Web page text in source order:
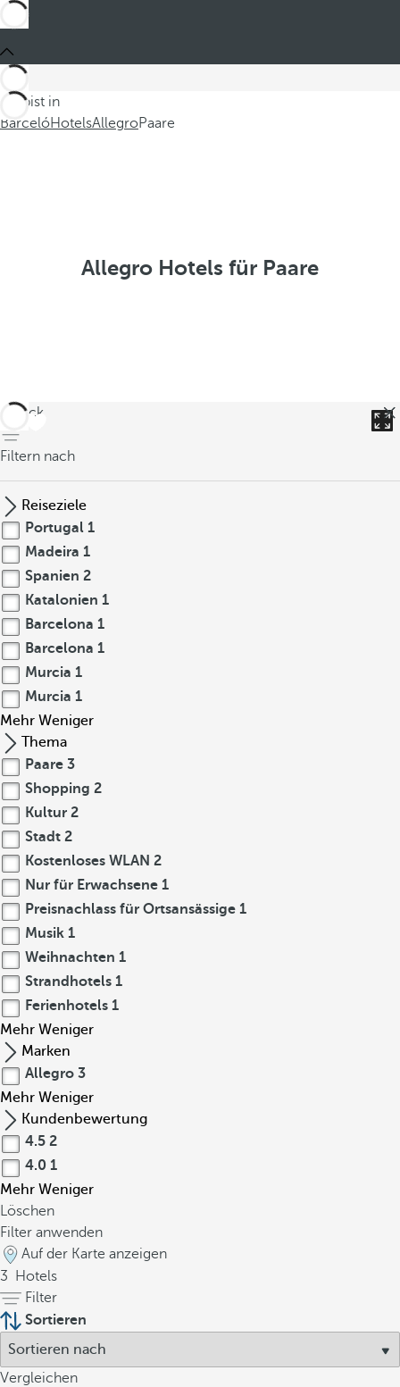
Du bist in
BarcelóHotelsAllegroPaare
Allegro Hotels für Paare
zurück
Filtern nach
Reiseziele
Portugal 1
Madeira 1
Spanien 2
Katalonien 1
Barcelona 1
Barcelona 1
Murcia 1
Murcia 1
Mehr Weniger
Thema
Paare 3
Shopping 2
Kultur 2
Stadt 2
Kostenloses WLAN 2
Nur für Erwachsene 1
Preisnachlass für Ortsansässige 1
Musik 1
Weihnachten 1
Strandhotels 1
Ferienhotels 1
Mehr Weniger
Marken
Allegro 3
Mehr Weniger
Kundenbewertung
4.5 2
4.0 1
Mehr Weniger
Löschen
Filter anwenden
Auf der Karte anzeigen
3
Hotels
Filter
Sortieren
Vergleichen